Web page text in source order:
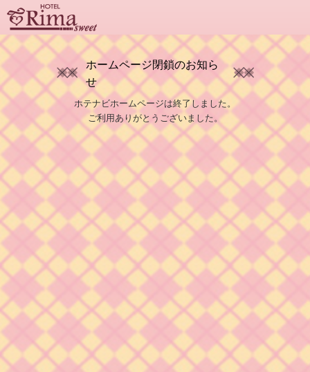
ホームページ閉鎖のお知ら
せ
ホテナビホームページは終了しました。
ご利用ありがとうございました。